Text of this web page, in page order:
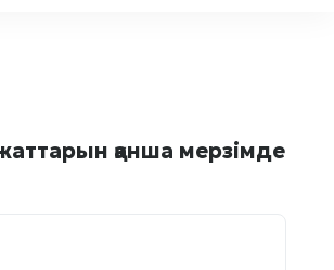
қанша мерзімде